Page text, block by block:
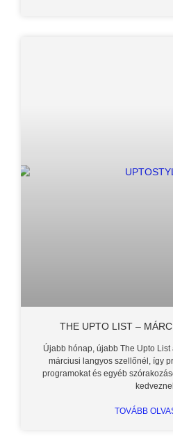
THE UPTO LIST –
Újabb hónap, újabb The Upto
márciusi langyos szellőnél, így
programokat és egyéb
TOVÁBB